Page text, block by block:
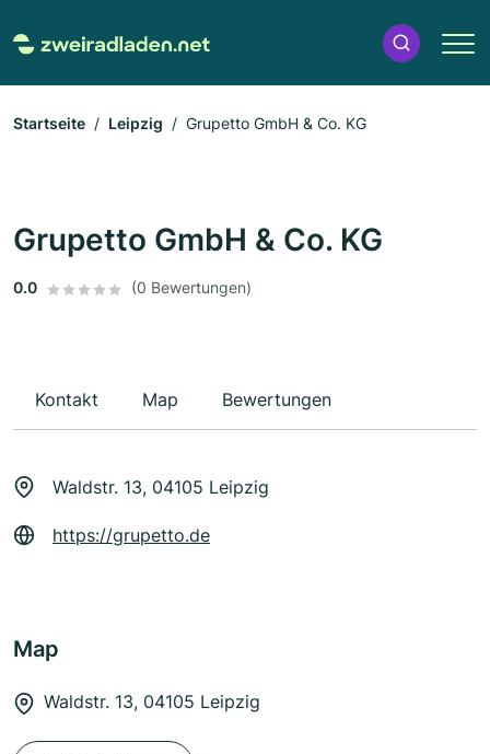
Startseite Leipzig Grupetto GmbH & Co. KG
Grupetto GmbH & Co. KG
0.0 (0 Bewertungen)
Kontakt Map Bewertungen
Waldstr. 13, 04105 Leipzig
https://grupetto.de
Map
Waldstr. 13, 04105 Leipzig